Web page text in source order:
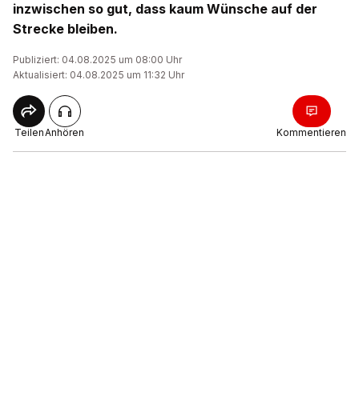
inzwischen so gut, dass kaum Wünsche auf der
Strecke bleiben.
Publiziert: 04.08.2025 um 08:00 Uhr
Aktualisiert: 04.08.2025 um 11:32 Uhr
TeilenAnhören Kommentieren